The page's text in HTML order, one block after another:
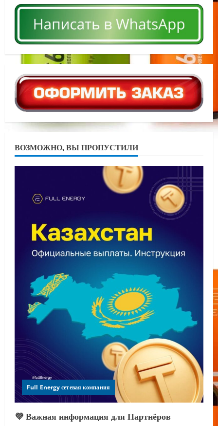
ВОЗМОЖНО, ВЫ ПРОПУСТИЛИ
Full Energy сетевая компания
💜 Важная информация для Партнёров